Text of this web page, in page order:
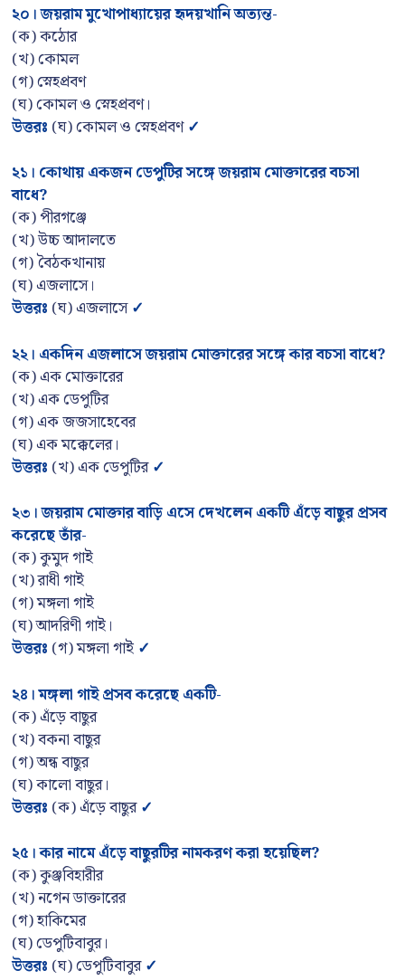
২০ ।জয়রাম মুখোপাধ্যায়ের হৃদয়খানি অত্যন্ত-
(ক) কঠোর
(খ) কোমল
(গ) স্নেহপ্রবণ
(ঘ) কোমল ও স্নেহপ্রবণ।
উত্তরঃ (ঘ) কোমল ও স্নেহপ্রবণ✓
২১ । কোথায় একজন ডেপুটির সঙ্গে জয়রাম মোক্তারের বচসা
বাধে?
(ক) পীরগঞ্জে
(খ) উচ্চ আদালতে
(গ) বৈঠকখানায়
(ঘ) এজলাসে।
উত্তরঃ (ঘ) এজলাসে✓
২২। একদিন এজলাসে জয়রাম মোক্তারের সঙ্গে কার বচসা বাধে?
(ক) এক মোক্তারের
(খ) এক ডেপুটির
(গ) এক জজসাহেবের
(ঘ) এক মক্কেলের।
উত্তরঃ (খ) এক ডেপুটির✓
২৩ ।জয়রাম মোক্তার বাড়ি এসে দেখলেন একটি এঁড়ে বাছুর প্রসব
করেছে তাঁর-
(ক) কুমুদ গাই
(খ) রাধী গাই
(গ) মঙ্গলা গাই
(ঘ) আদরিণী গাই।
উত্তরঃ (গ) মঙ্গলা গাই ✓
২৪ ।মঙ্গলা গাই প্রসব করেছে একটি-
(ক) এঁড়ে বাছুর
(খ) বকনা বাছুর
(গ) অন্ধ বাছুর
(ঘ) কালো বাছুর।
উত্তরঃ (ক) এঁড়ে বাছুর✓
২৫ ।কার নামে এঁড়ে বাছুরটির নামকরণ করা হয়েছিল?
(ক) কুঞ্জবিহারীর
(খ) নগেন ডাক্তারের
(গ) হাকিমের
(ঘ) ডেপুটিবাবুর।
উত্তরঃ (ঘ) ডেপুটিবাবুর✓